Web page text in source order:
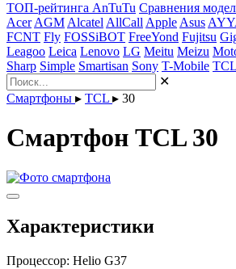
ТОП-рейтинга AnTuTu Сравнения
Acer AGM Alcatel AllCall Apple Asus
FCNT Fly FOSSiBOT FreeYond Fujitsu
Leagoo Leica Lenovo LG Meitu Meizu
Sharp Simple Smartisan Sony T-Mobile TCL
✕
Смартфоны ▸ TCL ▸ 30
Смартфон TCL 30
Характеристики
Процессор: Helio G37